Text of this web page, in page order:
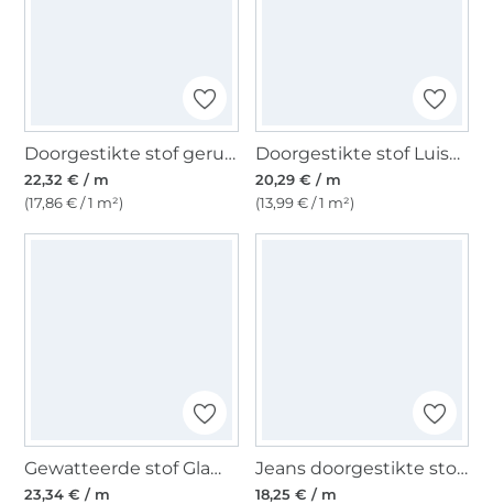
Doorgestikte stof geruit, donkerblauw
22,32 € / m
(17,86 € / 1 m²)
Doorgestikte stof Luisa, oranje
20,29 € / m
(13,99 € / 1 m²)
Gewatteerde stof Glamour Lines, veelkleurig
23,34 € / m
Jeans doorgestikte stof, helderblauw
18,25 € / m